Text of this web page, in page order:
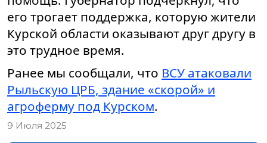
его трогает поддержка, которую жители
Курской области оказывают друг другу в
это трудное время.
Ранее мы сообщали, что ВСУ атаковали
Рыльскую ЦРБ, здание «скорой» и
агроферму под Курском.
9 Июля 2025